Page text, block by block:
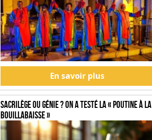
En savoir plus
SACRILÈGE OU GÉNIE ? On a testé la « Poutine à la
Bouillabaisse »